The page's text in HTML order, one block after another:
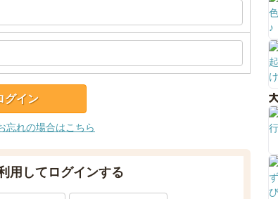
忘れの場合はこちら
用してログインする